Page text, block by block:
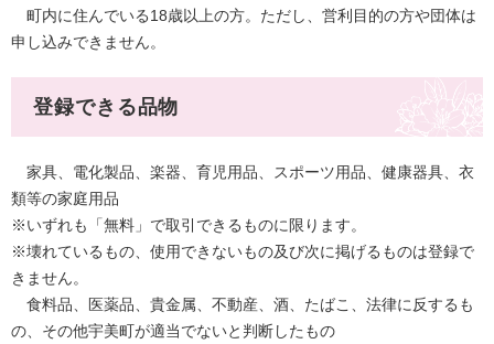
町内に住んでいる18歳以上の方。ただし、営利目的の方や団体は
申し込みできません。
登録できる品物
家具、電化製品、楽器、育児用品、スポーツ用品、健康器具、衣
類等の家庭用品
※いずれも「無料」で取引できるものに限ります。
※壊れているもの、使用できないもの及び次に掲げるものは登録で
きません。
食料品、医薬品、貴金属、不動産、酒、たばこ、法律に反するも
の、その他宇美町が適当でないと判断したもの